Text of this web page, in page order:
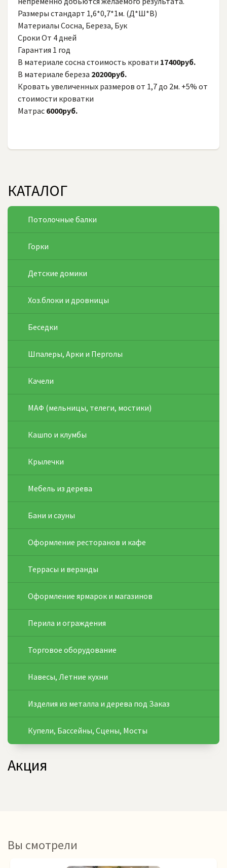
Размеры стандарт 1,6*0,7*1м. (Д*Ш*В)
Материалы Сосна, Береза, Бук
Сроки От 4 дней
Гарантия 1 год
В материале сосна стоимость кровати 17400руб.
В материале береза 20200руб.
Кровать увеличенных размеров от 1,7 до 2м. +5% от
стоимости кроватки
Матрас 6000руб.
КАТАЛОГ
Потолочные балки
Горки
Детские домики
Хоз.блоки и дровницы
Беседки
Шпалеры, Арки и Перголы
Качели
МАФ (мельницы, телеги, мостики)
Кашпо и клумбы
Крылечки
Мебель из дерева
Бани и сауны
Оформление ресторанов и кафе
Террасы и веранды
Оформление ярмарок и магазинов
Перила и ограждения
Торговое оборудование
Навесы, Летние кухни
Изделия из металла и дерева под Заказ
Купели, Бассейны, Сцены, Мосты
Акция
Вы смотрели